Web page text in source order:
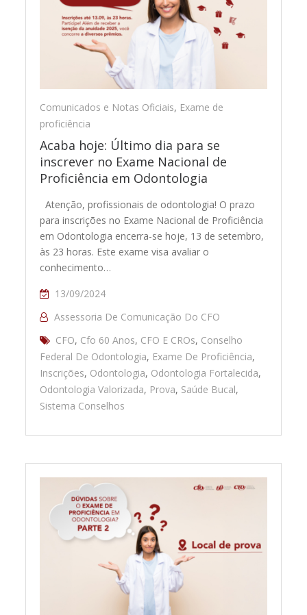
Comunicados e Notas Oficiais, Exame de
proficiência
Acaba hoje: Último dia para se
inscrever no Exame Nacional de
Proficiência em Odontologia
Atenção, profissionais de odontologia! O prazo
para inscrições no Exame Nacional de Proficiência
em Odontologia encerra-se hoje, 13 de setembro,
às 23 horas. Este exame visa avaliar o
conhecimento…
13/09/2024
Assessoria De Comunicação Do CFO
CFO, Cfo 60 Anos, CFO E CROs, Conselho
Federal De Odontologia, Exame De Proficiência,
Inscrições, Odontologia, Odontologia Fortalecida,
Odontologia Valorizada, Prova, Saúde Bucal,
Sistema Conselhos